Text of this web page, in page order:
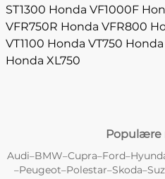
ST1300 Honda VF1000F
VFR750R Honda VFR800
VT1100 Honda VT750 Honda
Honda XL750
Audi–BMW–Cupra–Ford–
–Peugeot–Polestar–Skoda–